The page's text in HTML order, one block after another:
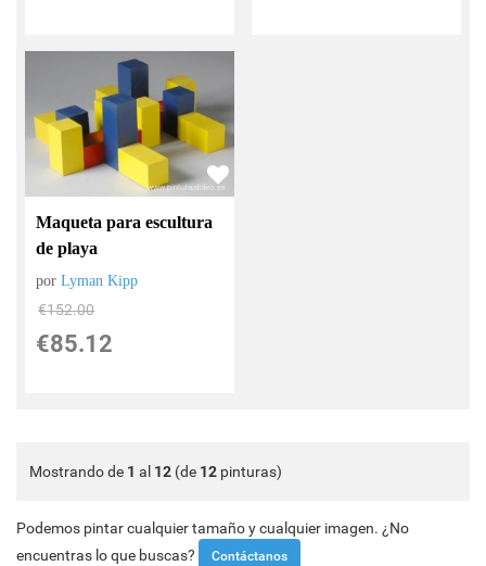
Maqueta para escultura
de playa
porLyman Kipp
€152.00
€85.12
Mostrando de 1 al 12 (de 12 pinturas)
Podemos pintar cualquier tamaño y cualquier imagen. ¿No
encuentras lo que buscas?
Contáctanos